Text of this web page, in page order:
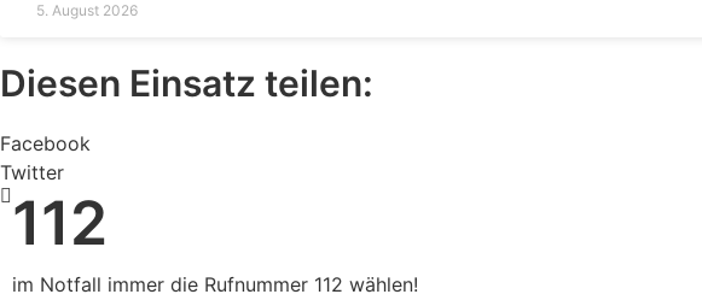
5. August 2026
Diesen Einsatz teilen:
Facebook
Twitter
112
im Notfall immer die Rufnummer 112 wählen!